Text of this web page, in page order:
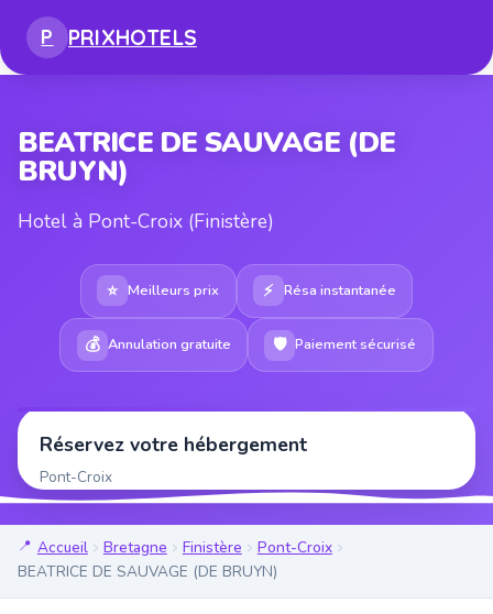
P PRIXHOTELS
BEATRICE DE SAUVAGE (DE
BRUYN)
Hotel à Pont-Croix (Finistère)
⭐ Meilleurs prix ⚡ Résa instantanée
💰 Annulation gratuite 🛡 Paiement sécurisé
Réservez votre hébergement
Pont-Croix
Accueil Bretagne Finistère
Pont-Croix
BEATRICE DE SAUVAGE (DE BRUYN)